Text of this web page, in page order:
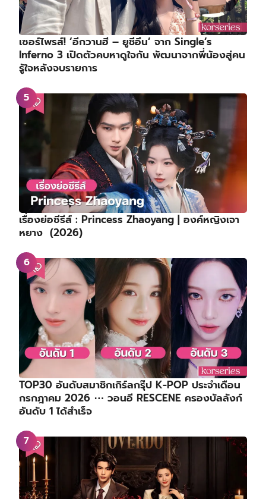
เซอร์ไพรส์! ‘อีกวานฮี – ยูชีอึน’ จาก Single’s
Inferno 3 เปิดตัวคบหาดูใจกัน พัฒนาจากพี่น้องสู่คน
รู้ใจหลังจบรายการ
เรื่องย่อซีรีส์ : Princess Zhaoyang | องค์หญิงเจา
หยาง (2026)
TOP30 อันดับสมาชิกเกิร์ลกรุ๊ป K-POP ประจำเดือน
กรกฎาคม 2026 ⋯ วอนอี RESCENE ครองบัลลังก์
อันดับ 1 ได้สำเร็จ